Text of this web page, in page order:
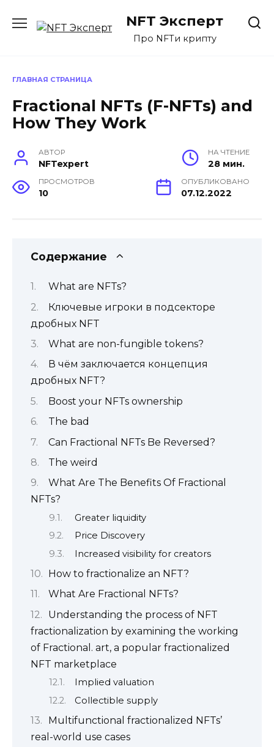
содержанию
NFT Эксперт
Про NFTи крипту
ГЛАВНАЯ СТРАНИЦА
Fractional NFTs (F-NFTs) and
How They Work
АВТОР
NFTexpert
НА ЧТЕНИЕ
28 мин.
ПРОСМОТРОВ
10
ОПУБЛИКОВАНО
07.12.2022
Содержание
What are NFTs?
Ключевые игроки в подсекторе
дробных NFT
What are non-fungible tokens?
В чём заключается концепция
дробных NFT?
Boost your NFTs ownership
The bad
Can Fractional NFTs Be Reversed?
The weird
What Are The Benefits Of Fractional
NFTs?
Greater liquidity
Price Discovery
Increased visibility for creators
How to fractionalize an NFT?
What Are Fractional NFTs?
Understanding the process of NFT
fractionalization by examining the working
of Fractional. art, a popular fractionalized
NFT marketplace
Implied valuation
Collectible supply
Multifunctional fractionalized NFTs’
real-world use cases